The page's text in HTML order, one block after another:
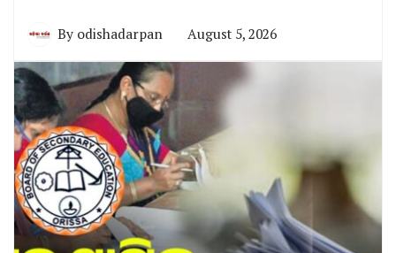
By odishadarpan August 5, 2026